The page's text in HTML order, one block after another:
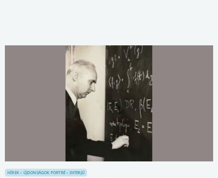
HÍREK – ÚJDONSÁGOK PORTRÉ – INTERJÚ